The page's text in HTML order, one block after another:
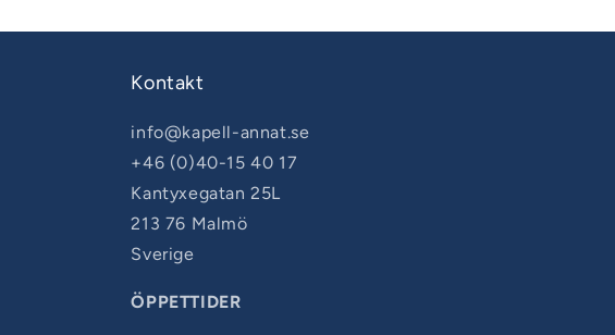
Kontakt
info@kapell-annat.se
+46 (0)40-15 40 17
Kantyxegatan 25L
213 76 Malmö
Sverige
ÖPPETTIDER